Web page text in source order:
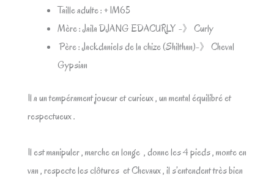
Taille adulte : + 1M65
Mère : Jaila DJANG EDACURLY -》 Curly
Père : Jackdaniels de la chize (Shilthan)-》 Cheval
Gypsian
Il a un tempérament joueur et curieux , un mental équilibré et
respectueux .
Il est manipuler , marche en longe , donne les 4 pieds , monte en
van , respecte les clôtures et Chevaux , il s’entendent très bien